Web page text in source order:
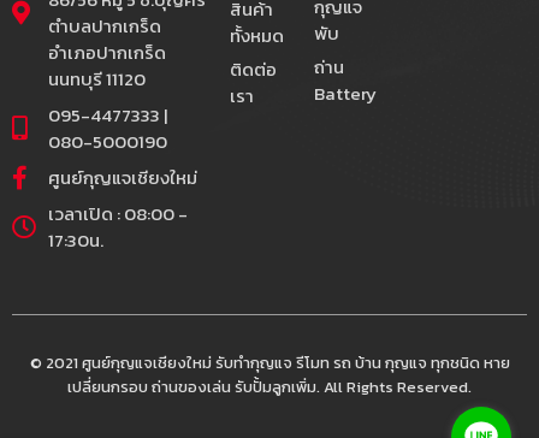
ตำบลปากเกร็ด
อำเภอปากเกร็ด
นนทบุรี 11120
095-4477333 |
080-5000190
ศูนย์กุญแจเชียงใหม่
เวลาเปิด : 08:00 -
17:30น.
สินค้า
ทั้งหมด
ติดต่อ
เรา
กุญแจ
พับ
ถ่าน
Battery
© 2021 ศูนย์กุญแจเชียงใหม่ รับทำกุญแจ รีโมท รถ บ้าน กุญแจ ทุกชนิด หาย
เปลี่ยนกรอบ ถ่านของเล่น รับปั้มลูกเพิ่ม. All Rights Reserved.